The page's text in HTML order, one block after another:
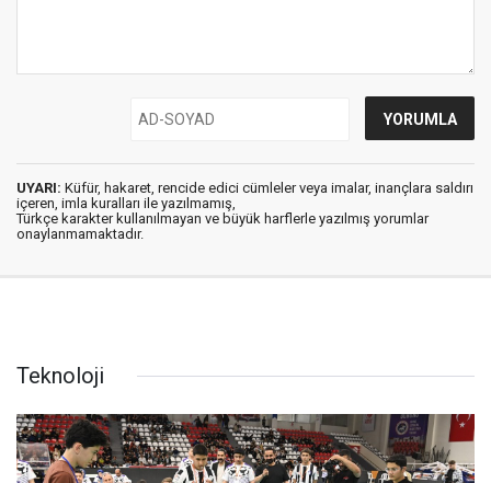
UYARI: Küfür, hakaret, rencide edici cümleler veya imalar, inançlara saldırı
içeren, imla kuralları ile yazılmamış,
Türkçe karakter kullanılmayan ve büyük harflerle yazılmış yorumlar
onaylanmamaktadır.
Teknoloji